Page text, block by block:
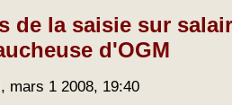
de la saisie sur
d'OGM
mars 1 2008, 19:40